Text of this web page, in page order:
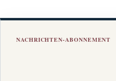
NACHRICHTEN-ABONNEMENT